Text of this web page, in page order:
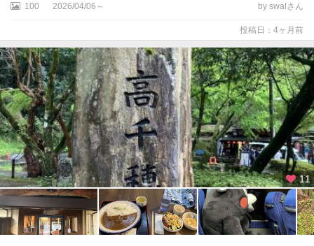
100 2026/04/06～ by swalさん
投稿日：4ヶ月前
11